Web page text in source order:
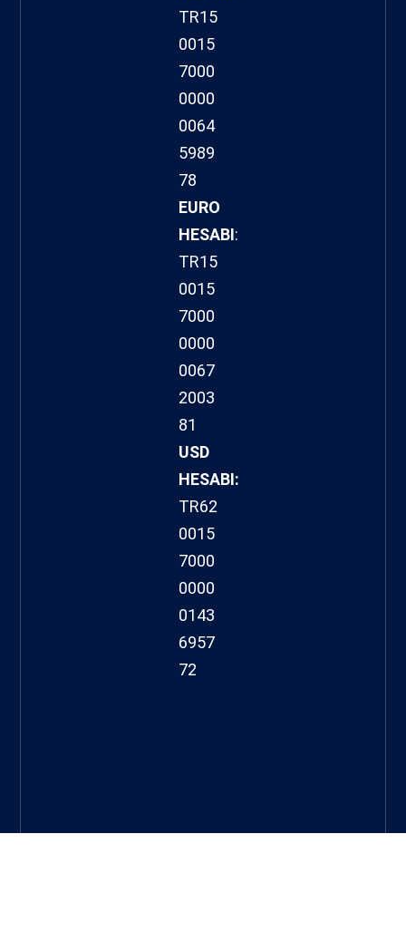
TR15
0015
7000
0000
0064
5989
78
EURO
HESABI:
TR15
0015
7000
0000
0067
2003
81
USD
HESABI:
TR62
0015
7000
0000
0143
6957
72